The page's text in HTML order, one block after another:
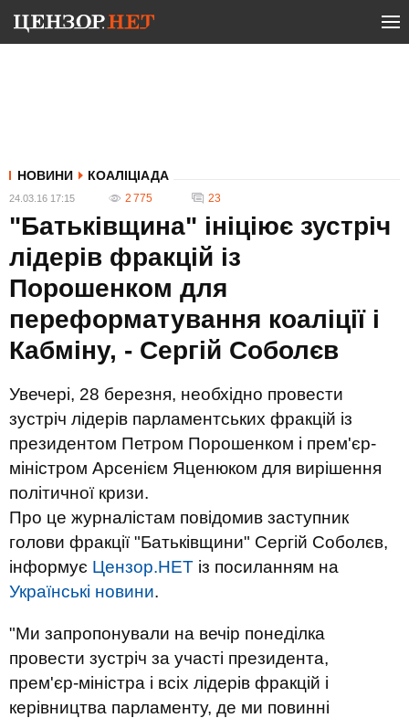
НОВИНИ КОАЛІЦІАДА
24.03.16 17:15 2 775 23
"Батьківщина" ініціює зустріч
лідерів фракцій із
Порошенком для
переформатування коаліції і
Кабміну, - Сергій Соболєв
Увечері, 28 березня, необхідно провести
зустріч лідерів парламентських фракцій із
президентом Петром Порошенком і прем'єр-
міністром Арсенієм Яценюком для вирішення
політичної кризи.
Про це журналістам повідомив заступник
голови фракції "Батьківщини" Сергій Соболєв,
інформує Цензор.НЕТ із посиланням на
Українські новини.
"Ми запропонували на вечір понеділка
провести зустріч за участі президента,
прем'єр-міністра і всіх лідерів фракцій і
керівництва парламенту, де ми повинні